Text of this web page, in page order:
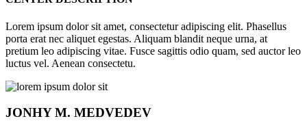
Lorem ipsum dolor sit amet, consectetur adipiscing elit. Phasellus
porta erat nec aliquet egestas. Aliquam blandit neque urna, at
pretium leo adipiscing vitae. Fusce sagittis odio quam, sed auctor leo
luctus vel. Aenean consectetu.
JONHYM. MEDVEDEV